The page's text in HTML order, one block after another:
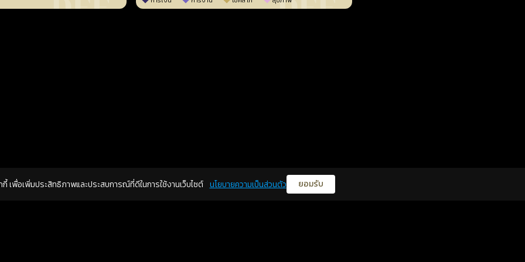
กี้ เพื่อเพิ่มประสิทธิภาพและประสบการณ์ที่ดีในการใช้งานเว็บไซต์ นโยบายความเป็นส่วนตัว ยอมรับ